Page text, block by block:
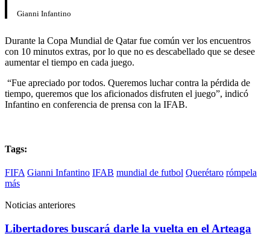
Gianni Infantino
Durante la Copa Mundial de Qatar fue común ver los encuentros
con 10 minutos extras, por lo que no es descabellado que se desee
aumentar el tiempo en cada juego.
“Fue apreciado por todos. Queremos luchar contra la pérdida de
tiempo, queremos que los aficionados disfruten el juego”, indicó
Infantino en conferencia de prensa con la IFAB.
Tags:
FIFA Gianni Infantino IFAB mundial de futbol Querétaro rómpela
más
Noticias anteriores
Libertadores buscará darle la vuelta en el Arteaga